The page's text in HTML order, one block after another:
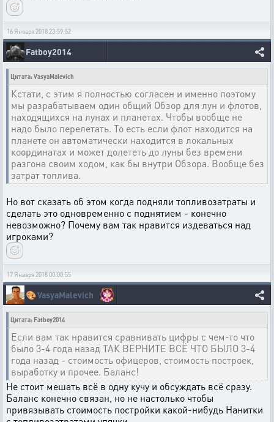
16 Января 2018 23:59:52
Fatboy2014
Цитата: VasyaMalevich
Кстати, с этим я полностью согласен и именно поэтому
мы разрабатываем один общий Обзор для лун и флотов,
находящихся на лунах и планетах. Чтобы вообще не
надо было перелетать. То есть если флот находится на
планете он автоматически находится в локальных
координатах и может долететь до луны без времени
разгона своим ходом, как бы внутри Обзора. Вообще без
затрат топлива.
Но вот сказать об этом когда подняли топливозатраты и
сделать это одновременно с поднятием - конечно
невозможно? Почему вам так нравится издеваться над
игроками?
17 Января 2018 00:00:55
🎨VasyaMalevich
Цитата: Fatboy2014
Если вам так нравится сравнивать цифры с чем-то что
было 3-4 года назад ТАК ВЕРНИТЕ ВСЁ ЧТО БЫЛО 3-4
года назад - стоимость офицеров, стоимость построек,
выработку и прочее. Баланс!
Не стоит мешать всё в одну кучу и обсуждать всё сразу.
Баланс конечно связан, но не настолько чтобы
привязывать стоимость постройки какой-нибудь Нанитки